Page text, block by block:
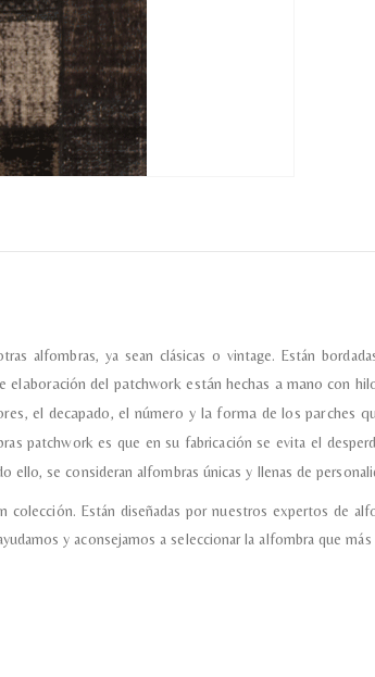
alfombras, ya sean clásicas o vintage. Están
elaboración del patchwork están hechas a mano con
el decapado, el número y la forma de los parches
patchwork es que en su fabricación se evita el
ello, se consideran alfombras únicas y llenas de
Están diseñadas por nuestros expertos de
y aconsejamos a seleccionar la alfombra que
Nombre y apellido*
Acuerdo RGPD
Doy mi consentimiento para que esta web almacene la información
que envío para que puedan responder a mi petición.